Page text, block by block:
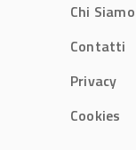
Chi Siamo
Contatti
Privacy
Cookies